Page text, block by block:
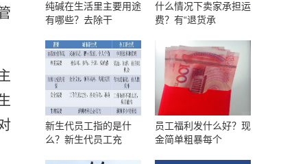
纯碱在生活里主要用途
有哪些？去除干
什么情况下卖家承担运
费？有“退货承
新生代员工指的是什
么？新生代员工充
员工福利发什么好？现
金简单粗暴每个